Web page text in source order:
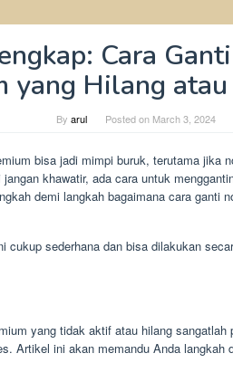
Cara
yang Hilang
By arul Posted on March 3, 2024
bisa jadi mimpi buruk, terutama jika
khawatir, ada cara untuk
demi langkah bagaimana cara ganti
cukup sederhana dan bisa dilakukan
yang tidak aktif atau hilang
Artikel ini akan memandu Anda langkah